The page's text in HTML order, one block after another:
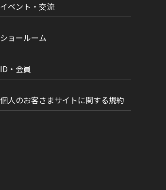
イベント・交流
ショールーム
ID・会員
個人のお客さまサイトに関する規約